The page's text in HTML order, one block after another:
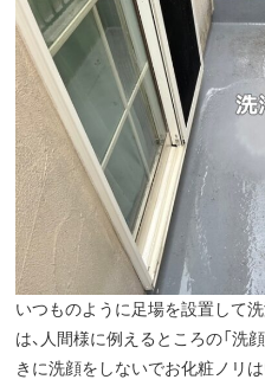
いつものように足場を設置して洗
は、人間様に例えるところの「洗
きに洗顔をしないでお化粧ノリ